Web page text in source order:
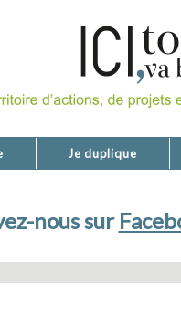
Je duplique
nous sur